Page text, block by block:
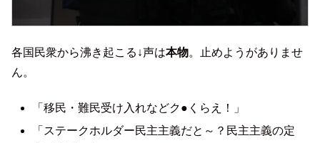
各国民衆から沸き起こる↓声は本物。止めようがありませ
ん。
「移民・難民受け入れなどク●くらえ！」
「ステークホルダー民主主義だと～？民主主義の定